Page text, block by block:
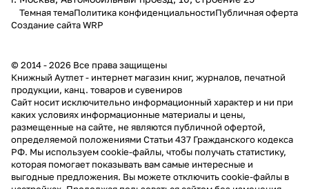
Темная темаПолитика конфиденциальностиПубличная оферта
Создание сайтаWRP
© 2014 - 2026 Все права защищены
Книжный Аутлет - интернет магазин книг, журналов, печатной
продукции, канц. товаров и сувениров
Cайт носит исключительно информационный характер и ни при
каких условиях информационные материалы и цены,
размещенные на сайте, не являются публичной офертой,
определяемой положениями Статьи 437 Гражданского кодекса
РФ. Мы используем cookie-файлы, чтобы получать статистику,
которая помогает показывать вам самые интересные и
выгодные предложения. Вы можете отключить cookie-файлы в